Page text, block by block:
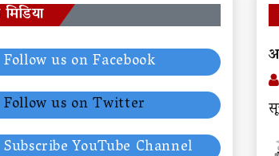
Follow us on Facebook
Follow us on Twitter
Subscribe YouTube Channel